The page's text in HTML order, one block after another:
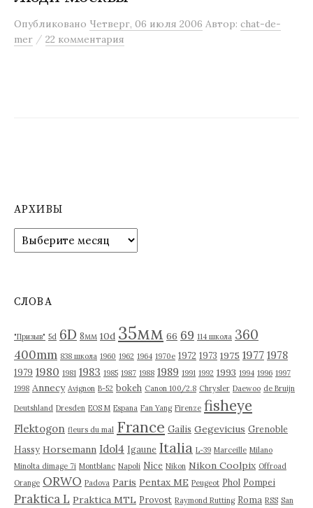
м
у
Опубликовано Четверг, 06 июля 2006 Автор: chat-de-
mer / 22 комментария
АРХИВЫ
р
в
СЛОВА
"Призыв" 5d 6D 8мм 10d 35мм 66 69 114 школа 360
400mm 838 школа 1960 1962 1964 1970е 1972 1973 1975 1977 1978
1979 1980 1981 1983 1985 1987 1988 1989 1991 1992 1993 1994 1996 1997
1998 Annecy Avignon B-52 bokeh Canon 100/2.8 Chrysler Daewoo de Bruijn
Deutshland Dresden EOS M Espana Fan Yang Firenze fisheye
Flektogon fleurs du mal France Gailis Gegevicius Grenoble
Hassy Horsemann Idol4 Igaune Italia L-39 Marceille Milano
Minolta dimage 7i Montblanc Napoli Nice Nikon Nikon Coolpix Offroad
Orange ORWO Padova Paris Pentax ME Peugeot Phol Pompei
Praktica L Praktica MTL Provost Raymond Rutting Roma RSS San